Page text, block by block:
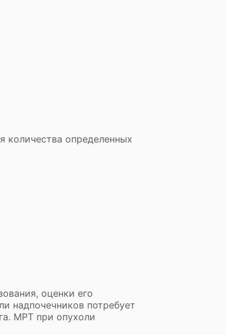
количества определенных
оценки его
надпочечников потребует
МРТ при опухоли